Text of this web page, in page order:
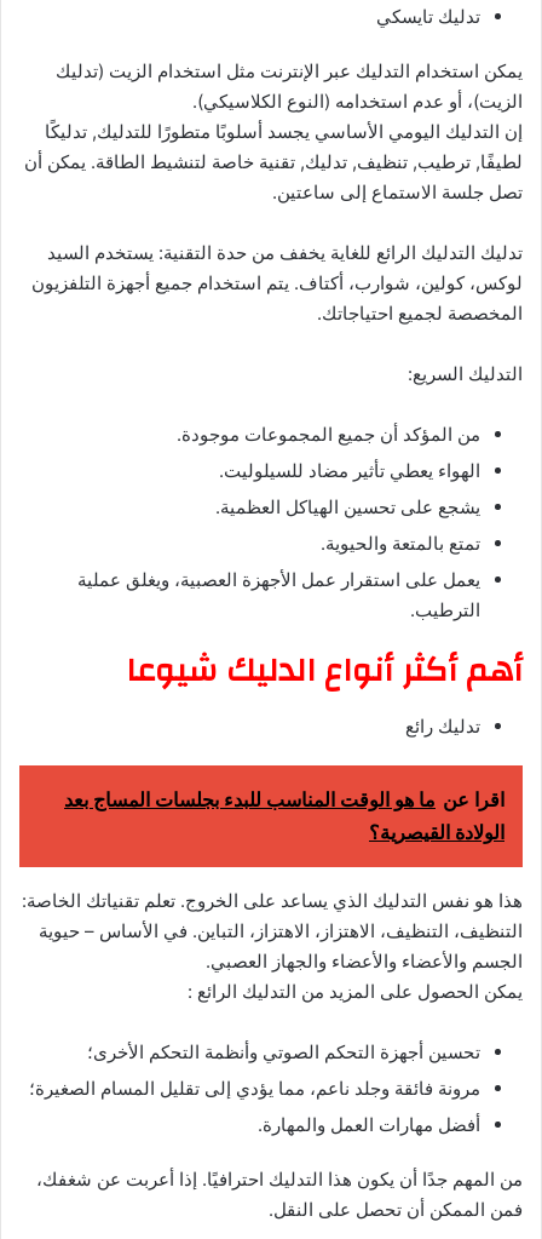
تدليك تايسكي
يمكن استخدام التدليك عبر الإنترنت مثل استخدام الزيت (تدليك
الزيت)، أو عدم استخدامه (النوع الكلاسيكي).
إن التدليك اليومي الأساسي يجسد أسلوبًا متطورًا للتدليك, تدليكًا
لطيفًا, ترطيب, تنظيف, تدليك, تقنية خاصة لتنشيط الطاقة. يمكن أن
تصل جلسة الاستماع إلى ساعتين.
تدليك التدليك الرائع للغاية يخفف من حدة التقنية: يستخدم السيد
لوكس، كولين، شوارب، أكتاف. يتم استخدام جميع أجهزة التلفزيون
المخصصة لجميع احتياجاتك.
التدليك السريع:
من المؤكد أن جميع المجموعات موجودة.
الهواء يعطي تأثير مضاد للسيلوليت.
يشجع على تحسين الهياكل العظمية.
تمتع بالمتعة والحيوية.
يعمل على استقرار عمل الأجهزة العصبية، ويغلق عملية
الترطيب.
أهم أكثر أنواع الدليك شيوعا
تدليك رائع
اقرا عن ما هو الوقت المناسب للبدء بجلسات المساج بعد
الولادة القيصرية؟
هذا هو نفس التدليك الذي يساعد على الخروج. تعلم تقنياتك الخاصة:
التنظيف، التنظيف، الاهتزاز، الاهتزاز، التباين. في الأساس – حيوية
الجسم والأعضاء والأعضاء والجهاز العصبي.
يمكن الحصول على المزيد من التدليك الرائع :
تحسين أجهزة التحكم الصوتي وأنظمة التحكم الأخرى؛
مرونة فائقة وجلد ناعم، مما يؤدي إلى تقليل المسام الصغيرة؛
أفضل مهارات العمل والمهارة.
من المهم جدًا أن يكون هذا التدليك احترافيًا. إذا أعربت عن شغفك،
فمن الممكن أن تحصل على النقل.